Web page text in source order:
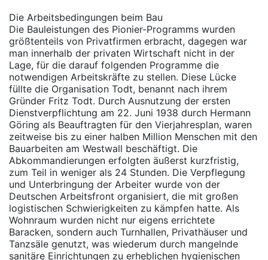
Die Arbeitsbedingungen beim Bau
Die Bauleistungen des Pionier-Programms wurden
größtenteils von Privatfirmen erbracht, dagegen war
man innerhalb der privaten Wirtschaft nicht in der
Lage, für die darauf folgenden Programme die
notwendigen Arbeitskräfte zu stellen. Diese Lücke
füllte die Organisation Todt, benannt nach ihrem
Gründer Fritz Todt. Durch Ausnutzung der ersten
Dienstverpflichtung am 22. Juni 1938 durch Hermann
Göring als Beauftragten für den Vierjahresplan, waren
zeitweise bis zu einer halben Million Menschen mit den
Bauarbeiten am Westwall beschäftigt. Die
Abkommandierungen erfolgten äußerst kurzfristig,
zum Teil in weniger als 24 Stunden. Die Verpflegung
und Unterbringung der Arbeiter wurde von der
Deutschen Arbeitsfront organisiert, die mit großen
logistischen Schwierigkeiten zu kämpfen hatte. Als
Wohnraum wurden nicht nur eigens errichtete
Baracken, sondern auch Turnhallen, Privathäuser und
Tanzsäle genutzt, was wiederum durch mangelnde
sanitäre Einrichtungen zu erheblichen hygienischen